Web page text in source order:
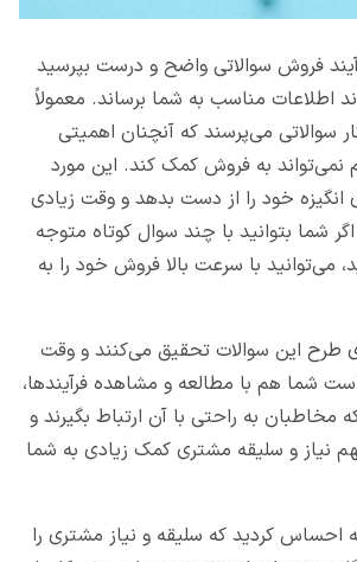
فروش سوالاتی واضح و درست بپرسید
اطلاعات مناسب به شما برساند. معمولاً
سوالاتی می‌پرسند که آنچنان اهمیتی
نمی‌تواند به فروش کمک کند. این مورد
خود را از دست بدهد و وقت زیادی
شما بتوانید با چند سوال کوتاه متوجه
می‌توانید با سرعت بالا فروش خود را به
طرح این سوالات تحقیق می‌کنند و وقت
شما هم با مطالعه و مشاهده فرآیندها،
مخاطبان به راحتی با آن ارتباط بگیرند و
نیاز و سلیقه مشتری کمک زیادی به شما
احساس کردید که سلیقه و نیاز مشتری را